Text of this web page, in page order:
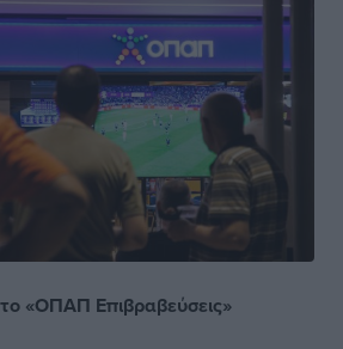
«ΟΠΑΠ Επιβραβεύσεις»